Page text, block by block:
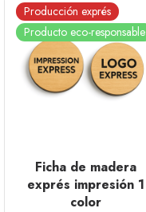
Producción exprés
Producto eco-responsable
Ficha de madera
exprés impresión 1
color